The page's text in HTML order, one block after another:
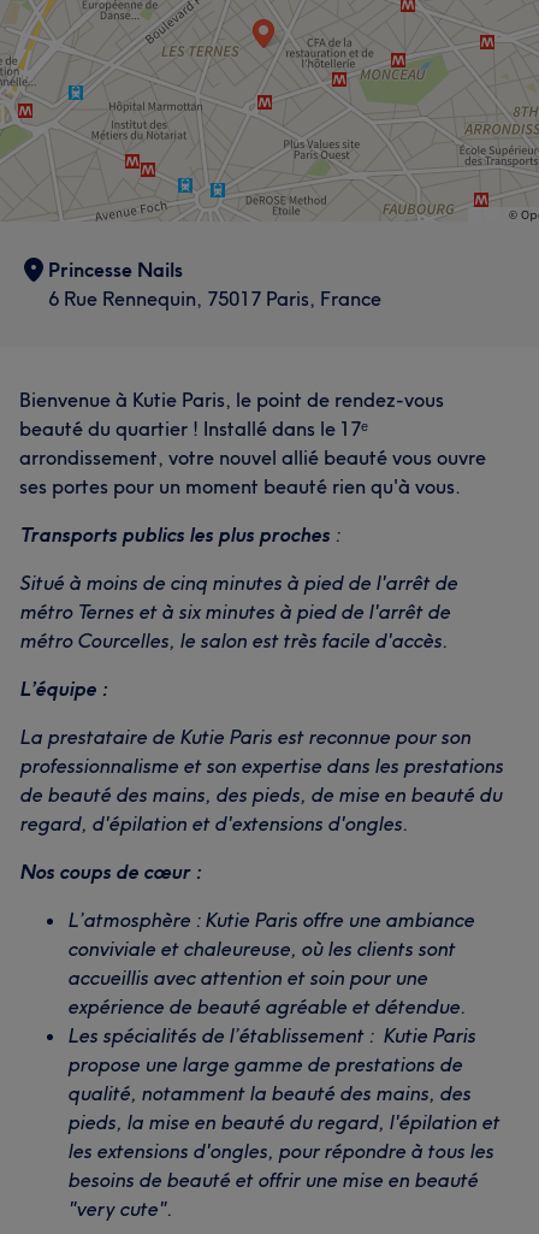
Princesse Nails
6 Rue Rennequin, 75017 Paris, France
Bienvenue à Kutie Paris, le point de rendez-vous
beauté du quartier ! Installé dans le 17ᵉ
arrondissement, votre nouvel allié beauté vous ouvre
ses portes pour un moment beauté rien qu'à vous.
Transports publics les plus proches :
Situé à moins de cinq minutes à pied de l'arrêt de
métro Ternes et à six minutes à pied de l'arrêt de
métro Courcelles, le salon est très facile d'accès.
L’équipe :
La prestataire de Kutie Paris est reconnue pour son
professionnalisme et son expertise dans les prestations
de beauté des mains, des pieds, de mise en beauté du
regard, d'épilation et d'extensions d'ongles.
Nos coups de cœur :
L’atmosphère : Kutie Paris offre une ambiance
conviviale et chaleureuse, où les clients sont
accueillis avec attention et soin pour une
expérience de beauté agréable et détendue.
Les spécialités de l’établissement : Kutie Paris
propose une large gamme de prestations de
qualité, notamment la beauté des mains, des
pieds, la mise en beauté du regard, l'épilation et
les extensions d'ongles, pour répondre à tous les
besoins de beauté et offrir une mise en beauté
"very cute".